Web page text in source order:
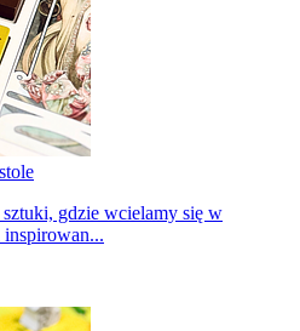
gdzie wcielamy się w
inspirowan...